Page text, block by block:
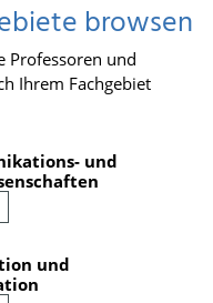
browsen
Professoren und
Ihrem Fachgebiet
und
und